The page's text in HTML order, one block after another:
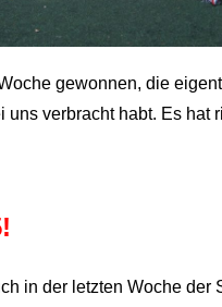
gewonnen, die
verbracht habt. Es hat
in der letzten Woche der